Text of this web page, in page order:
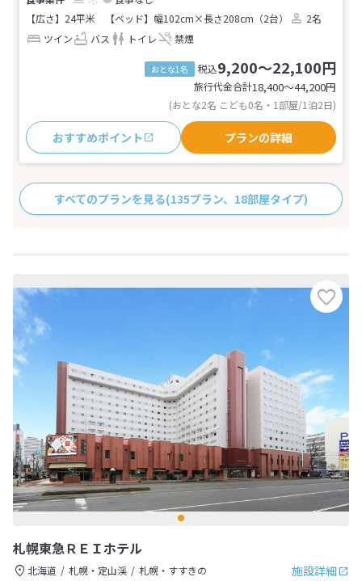
【広さ】24平米
【ベッド】幅102cm×長さ208cm（2台）
2名
ツイン
バス トイレ 禁煙
おとな1名 税込9,200～22,100円
旅行代金合計18,400〜44,200円
(おとな2名 こども0名・1部屋/1泊2日)
おすすめポイント プランの詳細
すべてのプランを見る(135プラン、18部屋タイプ)
札幌東急ＲＥＩホテル
施設詳細
北海道 札幌・定山渓 札幌・すすきの